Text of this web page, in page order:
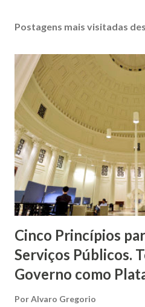
Postagens mais visitadas
Cinco Princípios
Serviços Públicos.
Governo como
PorAlvaro Gregorio